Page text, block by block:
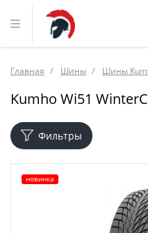
Главная Шины Шины
Kumho Wi51
Фильтры
новинка